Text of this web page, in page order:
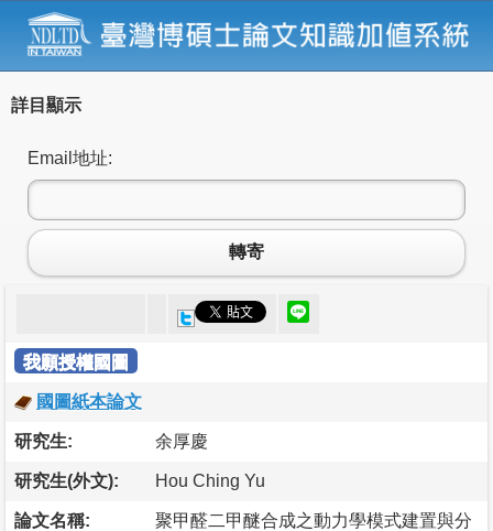
詳目顯示
Email地址:
轉寄
我願授權國圖
國圖紙本論文
研究生: 余厚慶
研究生(外文): Hou Ching Yu
論文名稱:
聚甲醛二甲醚合成之動力學模式建置與分